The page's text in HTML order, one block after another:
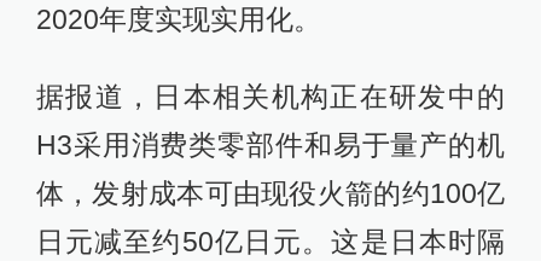
2020年度实现实用化。
据报道，日本相关机构正在研发中的
H3采用消费类零部件和易于量产的机
体，发射成本可由现役火箭的约100亿
日元减至约50亿日元。这是日本时隔